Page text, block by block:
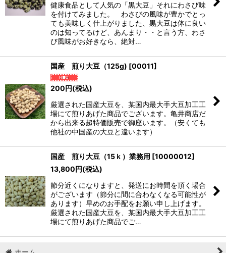
健康食品として人気の「黒大豆」それにわさび味
を付けてみました。 わさびの風味が豊かでとっ
ても美味しく仕上がりました、黒大豆は体に良い
のは知ってるけど、あんまり・・と言う方、わさ
び風味がお好きなら、絶対…
国産 煎り大豆（125g) [00011]
200円(税込)
厳選された国産大豆を、某国内最大手大豆加工工
場にて煎りあげた商品でございます。亀井商店だ
から出来る超特価販売で御座います。（安くても
他社の中国産の大豆と違います）
国産 煎り大豆（15ｋ）業務用 [10000012]
13,800円(税込)
節分近くになりますと、発送にお時間を頂く場合
がございます（節分に間に合わなくなる可能性が
あります）早めのお手配をお願い申し上げます。
厳選された国産大豆を、某国内最大手大豆加工工
場にて煎りあげた商品でご…